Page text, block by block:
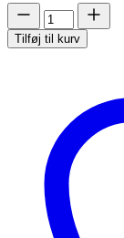
4-
row
Crystal
Tilføj til kurv